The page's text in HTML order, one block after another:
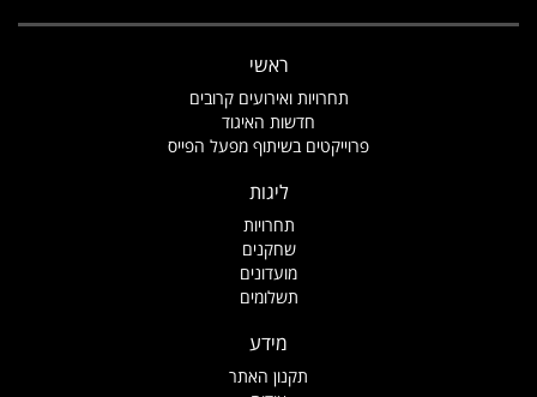
תחרויות ואירועים קרובים
חדשות האיגוד
פרוייקטים בשיתוף מפעל הפייס
תקנון האתר